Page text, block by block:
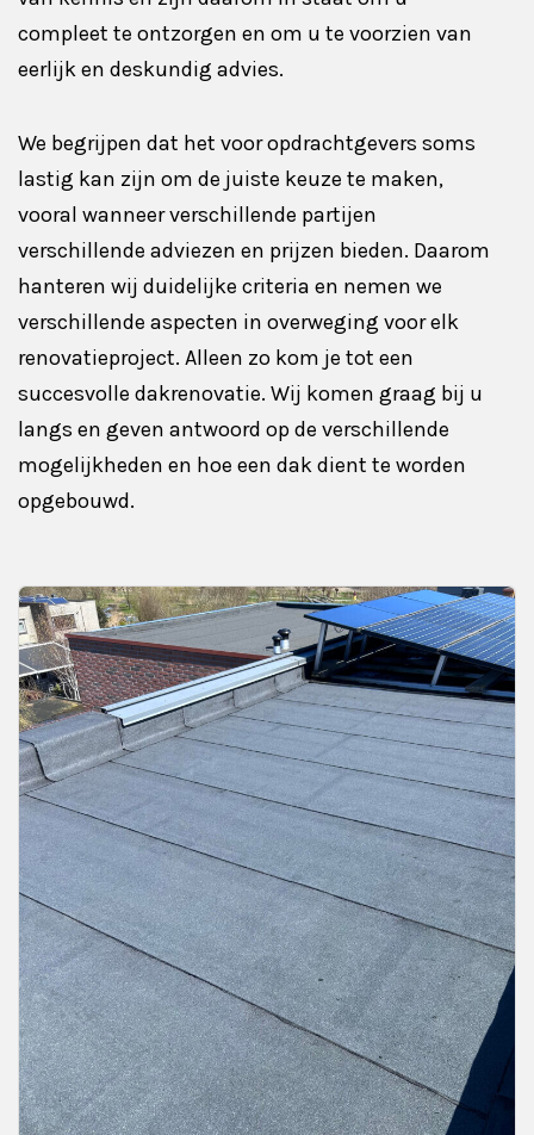
compleet te ontzorgen en om u te voorzien van
eerlijk en deskundig advies.
We begrijpen dat het voor opdrachtgevers soms
lastig kan zijn om de juiste keuze te maken,
vooral wanneer verschillende partijen
verschillende adviezen en prijzen bieden. Daarom
hanteren wij duidelijke criteria en nemen we
verschillende aspecten in overweging voor elk
renovatieproject. Alleen zo kom je tot een
succesvolle dakrenovatie. Wij komen graag bij u
langs en geven antwoord op de verschillende
mogelijkheden en hoe een dak dient te worden
opgebouwd.